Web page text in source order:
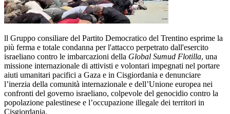
ll Gruppo consiliare del Partito Democratico del Trentino esprime la
più ferma e totale condanna per l'attacco perpetrato dall'esercito
israeliano contro le imbarcazioni della Global Sumud Flotilla, una
missione internazionale di attivisti e volontari impegnati nel portare
aiuti umanitari pacifici a Gaza e in Cisgiordania e denunciare
l’inerzia della comunità internazionale e dell’Unione europea nei
confronti del governo israeliano, colpevole del genocidio contro la
popolazione palestinese e l’occupazione illegale dei territori in
Cisgiordania.